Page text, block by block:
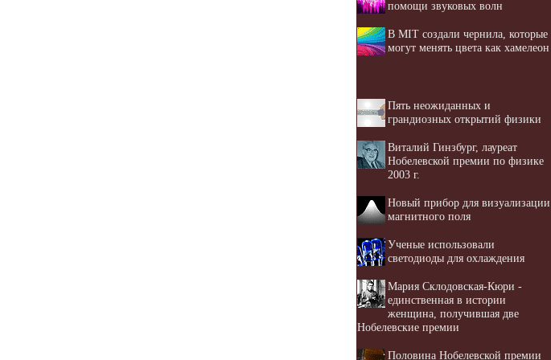
помощи звуковых волн
В MIT создали чернила, которые
могут менять цвета как хамелеон
Пять неожиданных и
грандиозных открытий физики
Виталий Гинзбург, лауреат
Нобелевской премии по физике
2003 г.
Новый прибор для визуализации
магнитного поля
Ученые использовали
светодиоды для охлаждения
Мария Склодовская-Кюри -
единственная в истории
женщина, получившая две
Нобелевские премии
Половина Нобелевской премии